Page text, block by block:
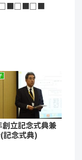
創立記念式典兼
記念式典)